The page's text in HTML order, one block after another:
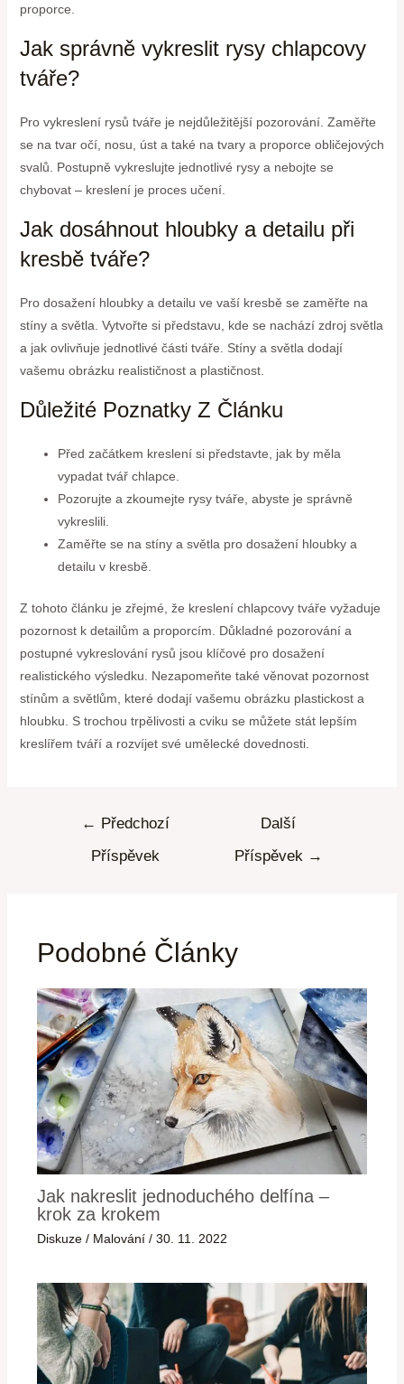
proporce.
Jak správně vykreslit rysy chlapcovy
tváře?
Pro vykreslení rysů tváře je nejdůležitější pozorování. Zaměřte
se na tvar očí, nosu, úst a také na tvary a proporce obličejových
svalů. Postupně vykreslujte jednotlivé rysy a nebojte se
chybovat – kreslení je proces učení.
Jak dosáhnout hloubky a detailu při
kresbě tváře?
Pro dosažení hloubky a detailu ve vaší kresbě se zaměřte na
stíny a světla. Vytvořte si představu, kde se nachází zdroj světla
a jak ovlivňuje jednotlivé části tváře. Stíny a světla dodají
vašemu obrázku realističnost a plastičnost.
Důležité Poznatky Z Článku
Před začátkem kreslení si představte, jak by měla
vypadat tvář chlapce.
Pozorujte a zkoumejte rysy tváře, abyste je správně
vykreslili.
Zaměřte se na stíny a světla pro dosažení hloubky a
detailu v kresbě.
Z tohoto článku je zřejmé, že kreslení chlapcovy tváře vyžaduje
pozornost k detailům a proporcím. Důkladné pozorování a
postupné vykreslování rysů jsou klíčové pro dosažení
realistického výsledku. Nezapomeňte také věnovat pozornost
stínům a světlům, které dodají vašemu obrázku plastickost a
hloubku. S trochou trpělivosti a cviku se můžete stát lepším
kreslířem tváří a rozvíjet své umělecké dovednosti.
← Předchozí
Příspěvek
Další
Příspěvek →
Podobné Články
Jak nakreslit jednoduchého delfína –
krok za krokem
Diskuze / Malování /30. 11. 2022